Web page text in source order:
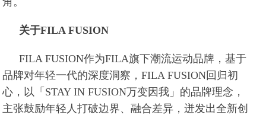
关于FILA FUSION
FILA FUSION作为FILA旗下潮流运动品牌，基于
品牌对年轻一代的深度洞察，FILA FUSION回归初
心，以「STAY IN FUSION万变因我」的品牌理念，
主张鼓励年轻人打破边界、融合差异，迸发出全新创